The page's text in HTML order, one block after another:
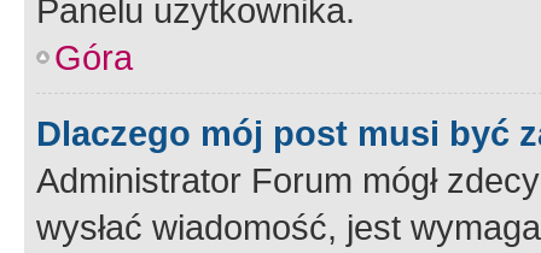
Panelu użytkownika.
Góra
Dlaczego mój post musi być
Administrator Forum mógł
wysłać wiadomość, jest